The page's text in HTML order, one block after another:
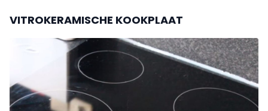
VITROKERAMISCHE KOOKPLAAT